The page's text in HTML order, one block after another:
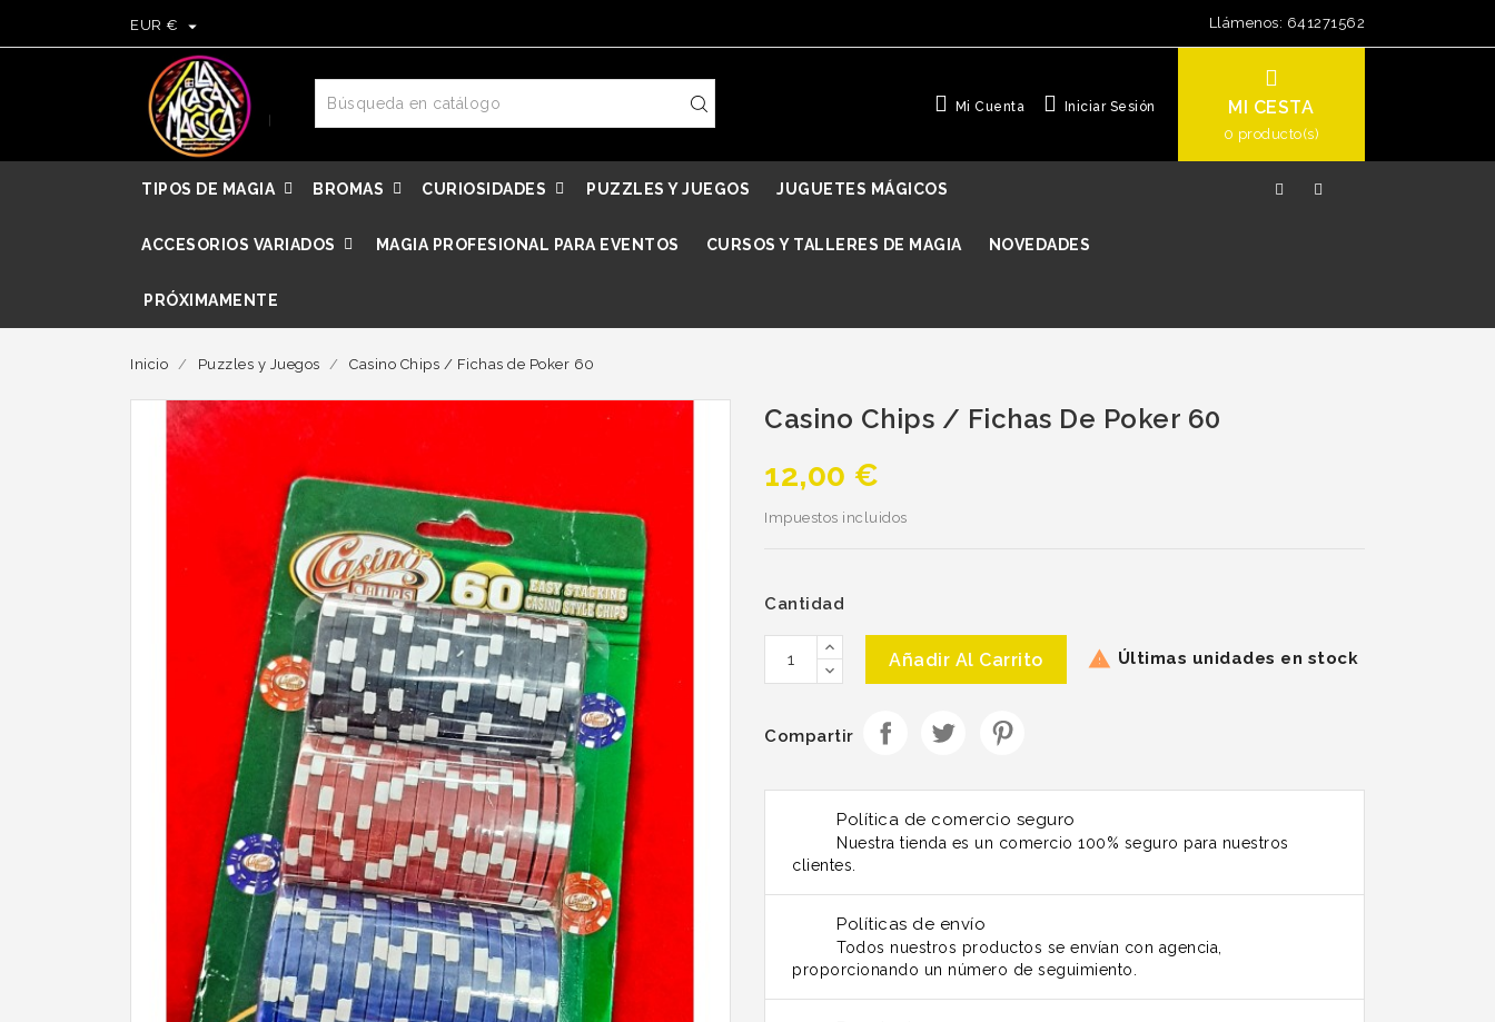
EUR €  Llámenos: 641271562
MI CESTA
0 producto(s)
Mi Cuenta Iniciar Sesión
TIPOS DE MAGIA BROMAS CURIOSIDADES PUZZLES Y JUEGOS JUGUETES MÁGICOS
ACCESORIOS VARIADOS MAGIA PROFESIONAL PARA EVENTOS CURSOS Y TALLERES DE MAGIA NOVEDADES
PRÓXIMAMENTE
Inicio Puzzles y Juegos Casino Chips / Fichas de Poker 60
Casino Chips / Fichas De Poker 60
12,00 €
Impuestos incluidos
Cantidad
Añadir Al Carrito  Últimas unidades en stock
Compartir
Política de comercio seguro
Nuestra tienda es un comercio 100% seguro para nuestros
clientes.
Políticas de envío
Todos nuestros productos se envían con agencia,
proporcionando un número de seguimiento.